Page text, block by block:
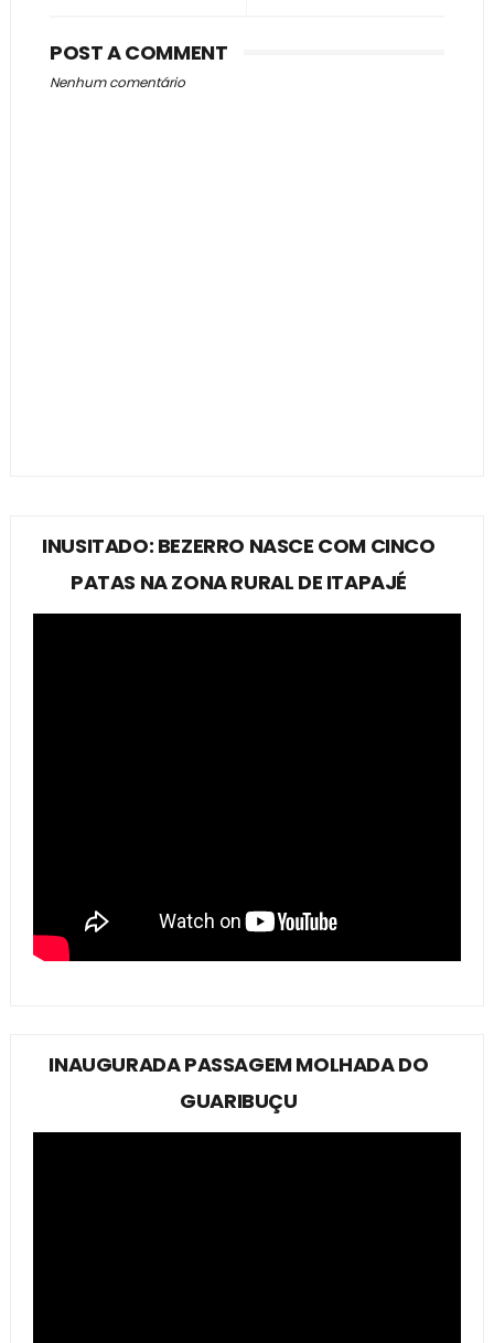
POST A COMMENT
Nenhum comentário
INUSITADO: BEZERRO NASCE COM CINCO
PATAS NA ZONA RURAL DE ITAPAJÉ
INAUGURADA PASSAGEM MOLHADA DO
GUARIBUÇU